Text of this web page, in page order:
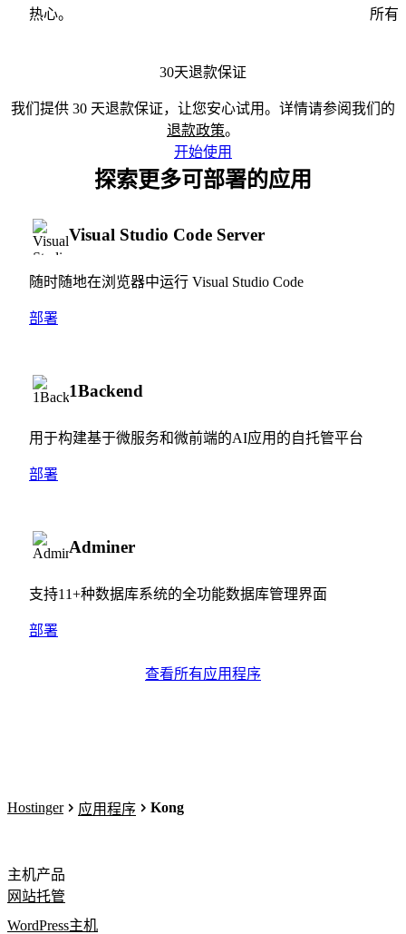
热心。
所有
30天退款保证
我们提供 30 天退款保证，让您安心试用。详情请参阅我们的
退款政策。
开始使用
探索更多可部署的应用
Visual Studio Code Server
随时随地在浏览器中运行 Visual Studio Code
部署
1Backend
用于构建基于微服务和微前端的AI应用的自托管平台
部署
Adminer
支持11+种数据库系统的全功能数据库管理界面
部署
查看所有应用程序
Hostinger 应用程序 Kong
主机产品
网站托管
WordPress主机